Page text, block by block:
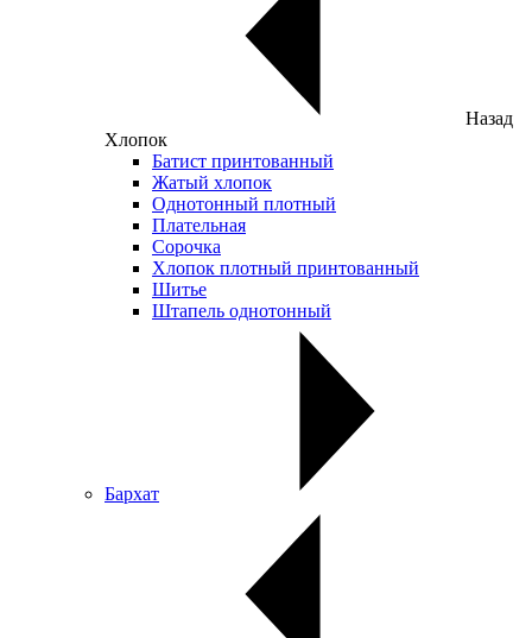
Назад
Хлопок
Батист принтованный
Жатый хлопок
Однотонный плотный
Плательная
Сорочка
Хлопок плотный принтованный
Шитье
Штапель однотонный
Бархат